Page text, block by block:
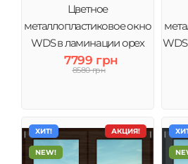
Цветное
металлопластиковое окно
WDS в ламинации орех
тонировка зеркало
7799 грн
8580 грн
АКЦИЯ!
ХИТ!
NEW!